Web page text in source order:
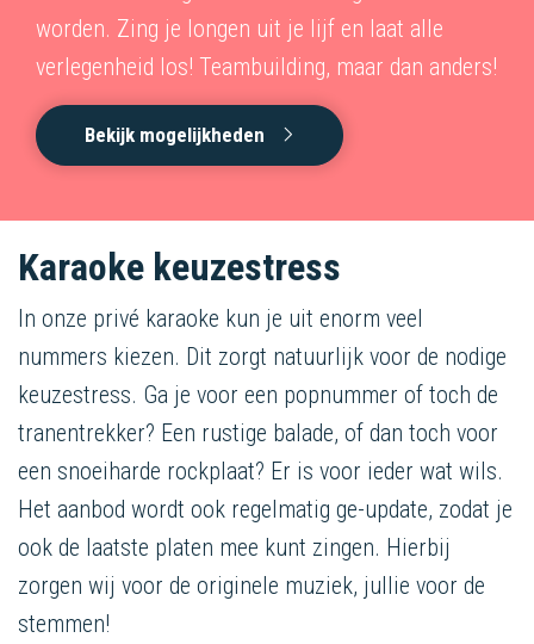
worden. Zing je longen uit je lijf en laat alle
verlegenheid los! Teambuilding, maar dan anders!
Bekijk mogelijkheden
Karaoke keuzestress
In onze privé karaoke kun je uit enorm veel
nummers kiezen. Dit zorgt natuurlijk voor de nodige
keuzestress. Ga je voor een popnummer of toch de
tranentrekker? Een rustige balade, of dan toch voor
een snoeiharde rockplaat? Er is voor ieder wat wils.
Het aanbod wordt ook regelmatig ge-update, zodat je
ook de laatste platen mee kunt zingen. Hierbij
zorgen wij voor de originele muziek, jullie voor de
stemmen!